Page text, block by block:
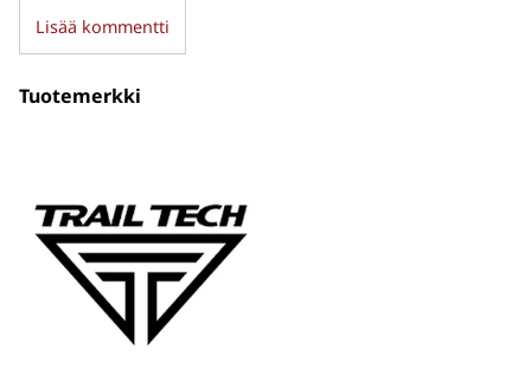
Lisää kommentti
Tuotemerkki